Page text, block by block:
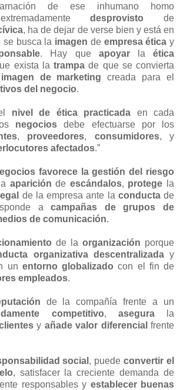
de ese inhumano homo
desprovisto de
, ha de dejar de verse bien y está en
se busca la imagen de empresa ética y
. Hay que apoyarlaética
exista la trampa de que se convierta
imagen de marketing creada para el
del negocio.
nivel de ética practicada en cada
negocios debe efectuarse por los
, proveedores, consumidores, y
afectados.”
favorece la gestión del riesgo
aparición de escándalos, protege la
de la empresa ante la conductade
acampañas de grupos de
de comunicación.
de la organización porque
organizativa descentralizaday
un entorno globalizado con el fin de
empleados.
de la compañía frente a un
competitivo, asegurala
y añade valor diferencial frente
social , puedeconvertir el
, satisfacer la creciente demanda de
responsables y establecer buenas